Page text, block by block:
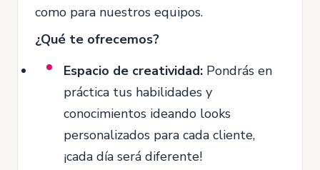
como para nuestros equipos.
¿Qué te ofrecemos?
Espacio de creatividad: Pondrás en
práctica tus habilidades y
conocimientos ideando looks
personalizados para cada cliente,
¡cada día será diferente!